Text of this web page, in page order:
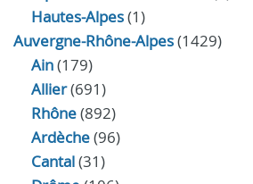
Hautes-Alpes(1)
Auvergne-Rhône-Alpes(1429)
Ain(179)
Allier(691)
Rhône(892)
Ardèche(96)
Cantal(31)